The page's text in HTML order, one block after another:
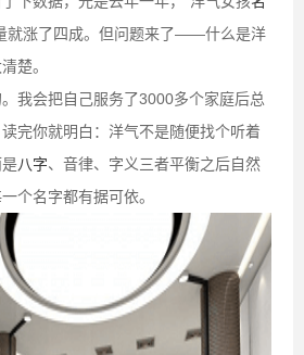
就涨了四成。但问题来了——什么是洋
楚。
我会把自己服务了3000多个家庭后总
完你就明白：洋气不是随便找个听着
八字、音律、字义三者平衡之后自然
个名字都有据可依。